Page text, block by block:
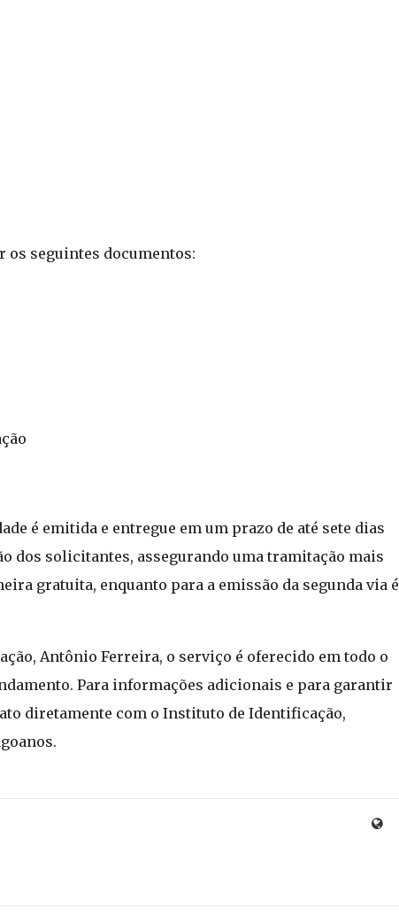
os seguintes documentos:
é emitida e entregue em um prazo de até sete dias
dos solicitantes, assegurando uma tramitação mais
gratuita, enquanto para a emissão da segunda via é
Antônio Ferreira, o serviço é oferecido em todo o
Para informações adicionais e para garantir
diretamente com o Instituto de Identificação,